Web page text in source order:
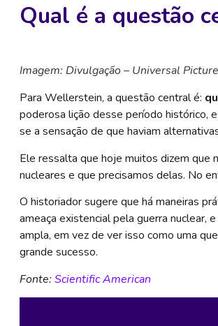
Qual é a questão
Imagem: Divulgação – Universal
Para Wellerstein, a questão central é:
poderosa lição desse período histórico,
se a sensação de que haviam
Ele ressalta que hoje muitos dizem que
nucleares e que precisamos delas. No
O historiador sugere que há maneiras
ameaça existencial pela guerra nuclear,
ampla, em vez de ver isso como uma
grande sucesso.
Fonte: Scientific American